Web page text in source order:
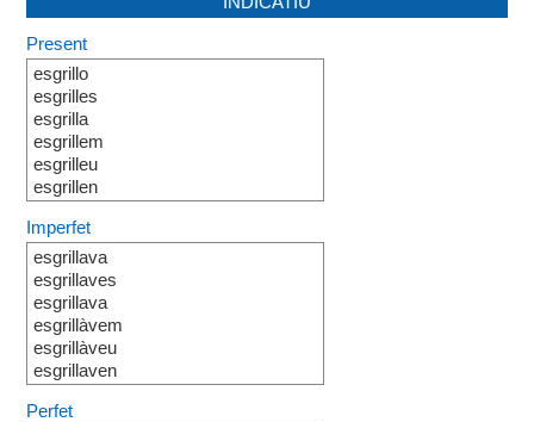
Present
esgrillo
esgrilles
esgrilla
esgrillem
esgrilleu
esgrillen
Imperfet
esgrillava
esgrillaves
esgrillava
esgrillàvem
esgrillàveu
esgrillaven
Perfet